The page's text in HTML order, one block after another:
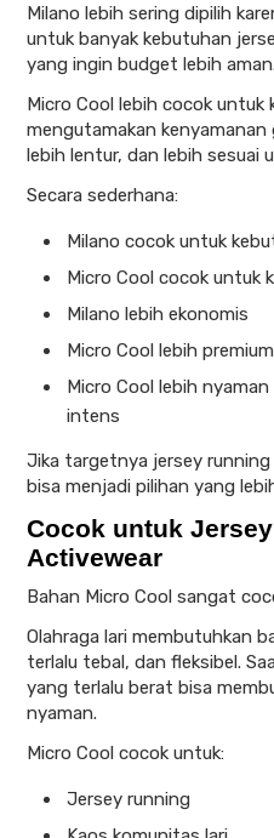
Milano lebih sering dipilih
untuk banyak kebutuhan
yang ingin budget lebih aman.
Micro Cool lebih cocok untuk
mengutamakan kenyamanan
lebih lentur, dan lebih sesuai
Secara sederhana:
Milano cocok untuk
Micro Cool cocok untuk
Milano lebih ekonomis
Micro Cool lebih premium
Micro Cool lebih
intens
Jika targetnya jersey
bisa menjadi pilihan yang
Cocok untuk
Activewear
Bahan Micro Cool sangat
Olahraga lari membutuhkan
terlalu tebal, dan fleksibel.
yang terlalu berat bisa
nyaman.
Micro Cool cocok untuk:
Jersey running